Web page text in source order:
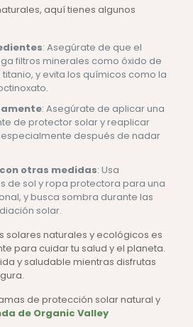
aquí tienes algunos
: Asegúrate de que el
filtros minerales como óxido de
y evita los químicos como la
: Asegúrate de aplicar una
de protector solar y reaplicar
después de nadar
otras medidas: Usa
de sol y ropa protectora para una
y busca sombra durante las
solar.
solares naturales y ecológicos es
para cuidar tu salud y el planeta.
y saludable mientras disfrutas
de protección solar natural y
de Organic Valley